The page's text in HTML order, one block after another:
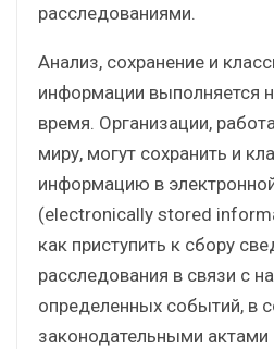
расследованиями.
Анализ, сохранение и
информации выполняется
время. Организации,
миру, могут сохранить и
информацию в
(electronically stored
как приступить к сбору
расследования в связи с
определенных событий, в
законодательными актами